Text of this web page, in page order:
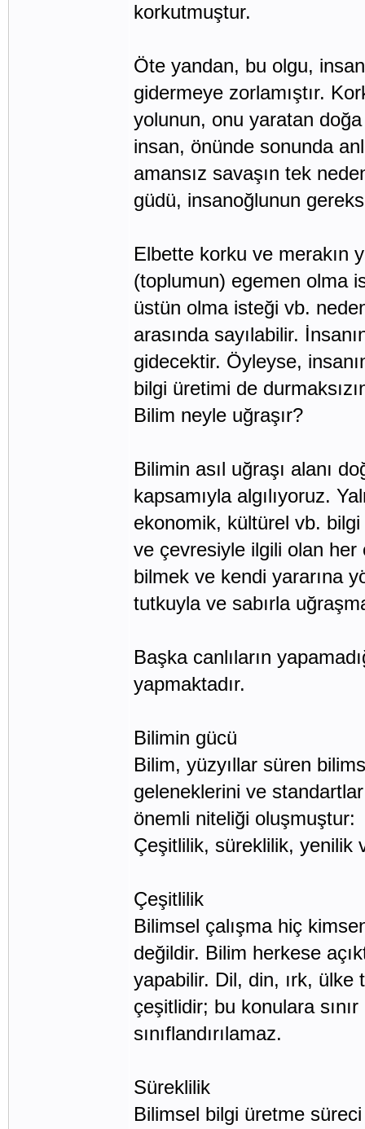
korkutmuştur.
Öte yandan, bu olgu,
gidermeye zorlamıştır.
yolunun, onu yaratan
insan, önünde sonunda
amansız savaşın tek
güdü, insanoğlunun
Elbette korku ve merakın
(toplumun) egemen olma
üstün olma isteği vb.
arasında sayılabilir.
gidecektir. Öyleyse,
bilgi üretimi de
Bilim neyle uğraşır?
Bilimin asıl uğraşı alanı
kapsamıyla algılıyoruz.
ekonomik, kültürel vb. bilgi
ve çevresiyle ilgili olan her
bilmek ve kendi yararına
tutkuyla ve sabırla
Başka canlıların
yapmaktadır.
Bilimin gücü
Bilim, yüzyıllar süren
geleneklerini ve
önemli niteliği oluşmuştur:
Çeşitlilik, süreklilik, yenilik
Çeşitlilik
Bilimsel çalışma hiç
değildir. Bilim herkese
yapabilir. Dil, din, ırk, ülke
çeşitlidir; bu konulara
sınıflandırılamaz.
Süreklilik
Bilimsel bilgi üretme